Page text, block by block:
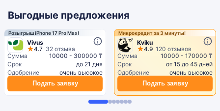
Выгодные предложения
Розыгрыш iPhone 17 Pro Max!
Vivus
4.7 32 отзыва
Сумма
10000 - 300000 ₸
Срок
до 21 дня
Одобрение
очень высокое
Подать заявку
Микрокредит за 3 минуты!
Kviku
4.9 120 отзывов
Сумма
10000 - 170000 ₸
Срок
от 15 до 45 дней
Одобрение
очень высокое
Подать заявку